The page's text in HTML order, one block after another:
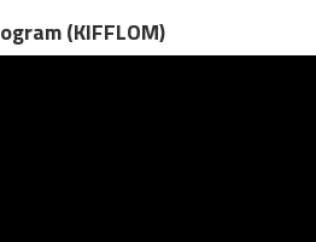
(KIFFLOM)